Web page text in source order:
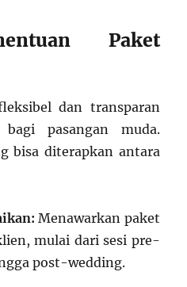
Paket
dan transparan
pasangan muda.
bisa diterapkan antara
Menawarkan paket
mulai dari sesi pre-
post-wedding.